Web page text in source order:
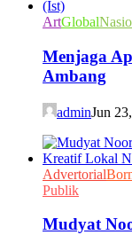
ArtGlobal
Menjaga
Ambang
adminJun
Advertorial
Publik
Mudyat